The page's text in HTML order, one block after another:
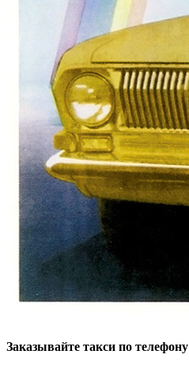
Заказывайте такси по телефону